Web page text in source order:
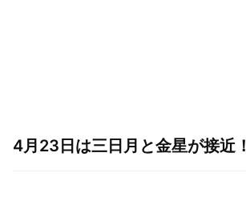
4月23日は三日月と金星が接近！